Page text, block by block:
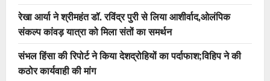
रेखा आर्या ने श्रीमहंत डॉ. रविंद्र पुरी से लिया आशीर्वाद,ओलंपिक
संकल्प कांवड़ यात्रा को मिला संतों का समर्थन
संभल हिंसा की रिपोर्ट ने किया देशद्रोहियों का पर्दाफाश;विहिप ने की
कठोर कार्यवाही की मांग